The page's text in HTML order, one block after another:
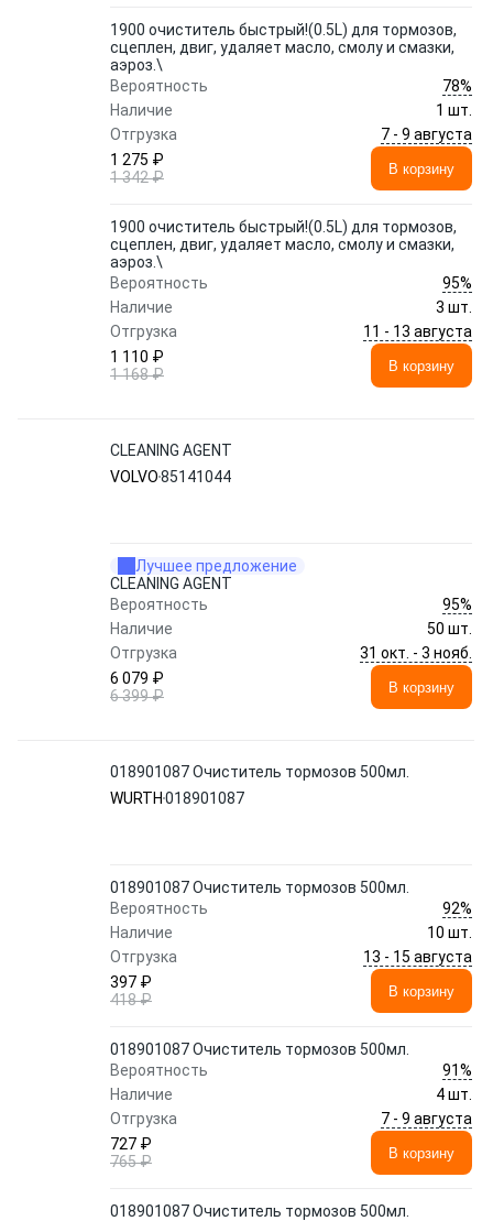
1900 очиститель быстрый!(0.5L) для тормозов,
сцеплен, двиг, удаляет масло, смолу и смазки,
аэроз.\
Вероятность
78%
Наличие
1 шт.
Отгрузка
7 - 9 августа
1 275 ₽
1 342 ₽
В корзину
1900 очиститель быстрый!(0.5L) для тормозов,
сцеплен, двиг, удаляет масло, смолу и смазки,
аэроз.\
Вероятность
95%
Наличие
3 шт.
Отгрузка
11 - 13 августа
1 110 ₽
1 168 ₽
В корзину
CLEANING AGENT
VOLVO85141044
Лучшее предложение
CLEANING AGENT
Вероятность
95%
Наличие
50 шт.
Отгрузка
31 окт. - 3 нояб.
6 079 ₽
6 399 ₽
В корзину
018901087 Очиститель тормозов 500мл.
WURTH 018901087
018901087 Очиститель тормозов 500мл.
Вероятность
92%
Наличие
10 шт.
Отгрузка
13 - 15 августа
397 ₽
418 ₽
В корзину
018901087 Очиститель тормозов 500мл.
Вероятность
91%
Наличие
4 шт.
Отгрузка
7 - 9 августа
727 ₽
765 ₽
В корзину
018901087 Очиститель тормозов 500мл.